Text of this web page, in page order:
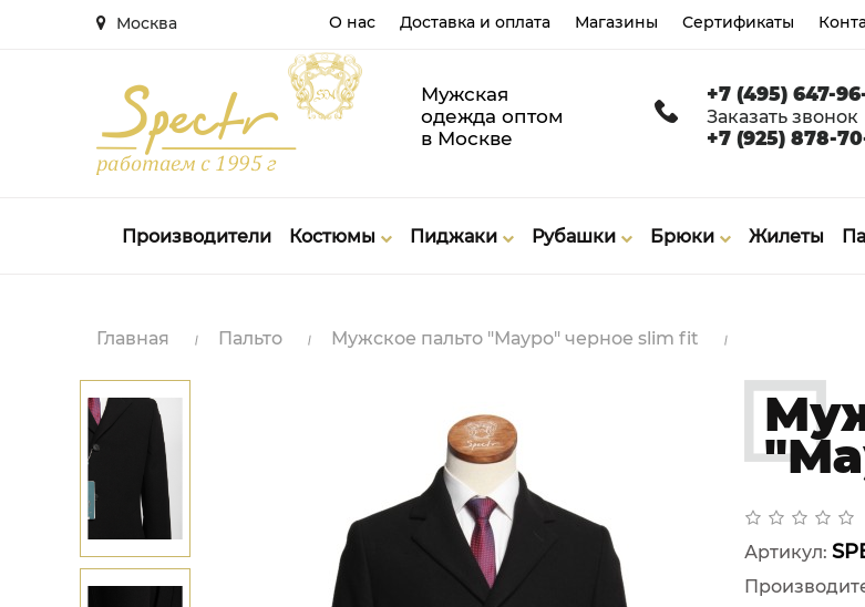
Москва О нас Доставка и оплата Магазины Сертификаты
Мужская
одежда оптом
в Москве
+7 (495) 647-
Заказать звонок
+7 (925) 878-
Производители Костюмы Пиджаки Рубашки Брюки Жилеты
Главная Пальто Мужское пальто "Мауро" черное slim fit
Артикул: